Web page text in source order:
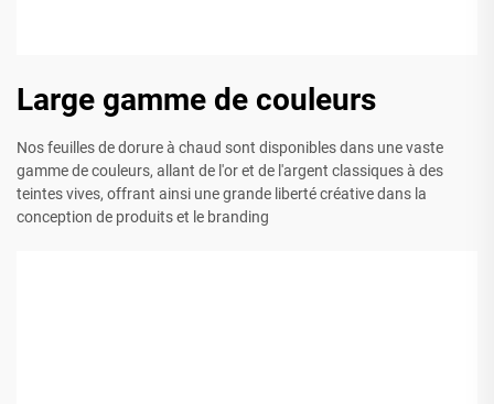
Large gamme de couleurs
Nos feuilles de dorure à chaud sont disponibles dans une vaste
gamme de couleurs, allant de l'or et de l'argent classiques à des
teintes vives, offrant ainsi une grande liberté créative dans la
conception de produits et le branding